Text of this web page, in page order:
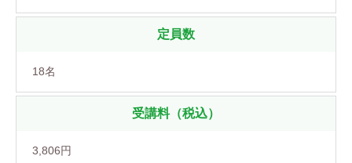
定員数
18名
受講料（税込）
3,806円